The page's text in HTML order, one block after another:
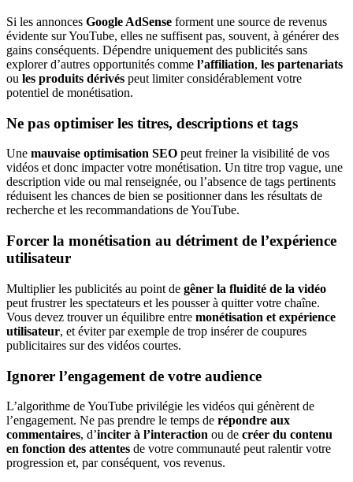
Si les annonces Google AdSense forment une source de revenus
évidente sur YouTube, elles ne suffisent pas, souvent, à générer des
gains conséquents. Dépendre uniquement des publicités sans
explorer d’autres opportunités comme l’affiliation, les partenariats
ou les produits dérivés peut limiter considérablement votre
potentiel de monétisation.
Ne pas optimiser les titres, descriptions et tags
Une mauvaise optimisation SEO peut freiner la visibilité de vos
vidéos et donc impacter votre monétisation. Un titre trop vague, une
description vide ou mal renseignée, ou l’absence de tags pertinents
réduisent les chances de bien se positionner dans les résultats de
recherche et les recommandations de YouTube.
Forcer la monétisation au détriment de l’expérience
utilisateur
Multiplier les publicités au point de gêner la fluidité de la vidéo
peut frustrer les spectateurs et les pousser à quitter votre chaîne.
Vous devez trouver un équilibre entre monétisation et expérience
utilisateur, et éviter par exemple de trop insérer de coupures
publicitaires sur des vidéos courtes.
Ignorer l’engagement de votre audience
L’algorithme de YouTube privilégie les vidéos qui génèrent de
l’engagement. Ne pas prendre le temps de répondre aux
commentaires, d’inciter à l’interaction ou de créer du contenu
en fonction des attentes de votre communauté peut ralentir votre
progression et, par conséquent, vos revenus.